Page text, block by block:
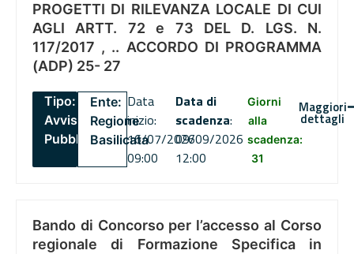
PROGETTI DI RILEVANZA LOCALE DI CUI
AGLI ARTT. 72 e 73 DEL D. LGS. N.
117/2017 , .. ACCORDO DI PROGRAMMA
(ADP) 25- 27
Tipo:
Avviso
Pubblico
Ente:
Regione
Basilicata
Data
inizio:
16/07/2026
09:00
Data di
scadenza:
09/09/2026
12:00
Giorni
alla
scadenza:
31
Maggiori
dettagli
Bando di Concorso per l’accesso al Corso
regionale di Formazione Specifica in